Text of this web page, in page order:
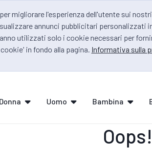
migliorare l'esperienza dell'utente sui
annunci pubblicitari personalizzati
utilizzati solo i cookie necessari per
in fondo alla pagina. Informativa sulla
Donna Uomo Bambina
Oops!